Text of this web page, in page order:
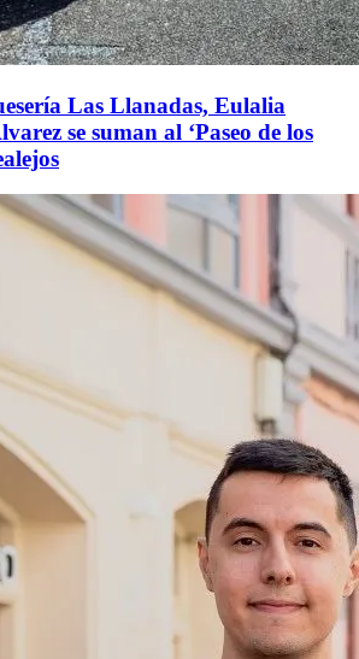
Las Llanadas, Eulalia
se suman al ‘Paseo de los